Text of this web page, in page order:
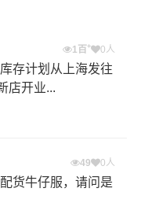
1百+ 0人
存计划从上海发往
店开业...
49 0人
货牛仔服，请问是